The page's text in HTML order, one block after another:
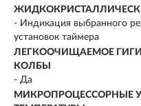
- Индикация выбранного
установок таймера
ЛЕГКООЧИЩАЕМОЕ
КОЛБЫ
- Да
МИКРОПРОЦЕССОРНЫЕ